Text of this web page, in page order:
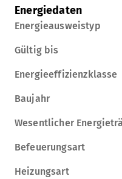
unter
Weitere
Energiedaten
Energieausweistyp
Gültig bis
Energieeffizienzklasse
Baujahr
Wesentlicher
Befeuerungsart
Heizungsart